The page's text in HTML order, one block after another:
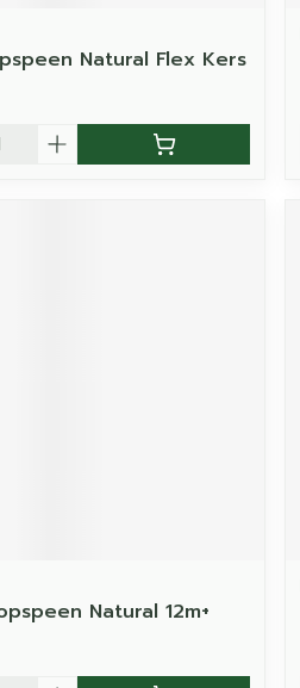
Natural Flex Kers
Natural 12m+